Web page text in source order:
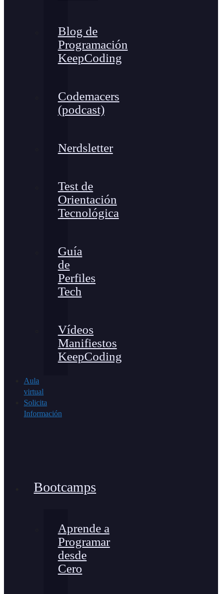
Blog de
Programación
KeepCoding
Codemacers
(podcast)
Nerdsletter
Test de
Orientación
Tecnológica
Guía
de
Perfiles
Tech
Vídeos
Manifiestos
KeepCoding
Aula
virtual
Solicita
Información
Bootcamps
Aprende a
Programar
desde
Cero